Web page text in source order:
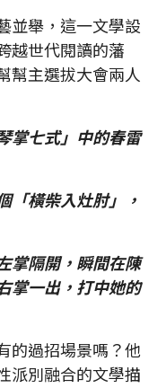
舉，這一文學設
越世代閱讀的藩
幫主選拔大會兩人
七式」中的春雷
橫柴入灶肘」，
隔開，瞬間在陳
掌一出，打中她的
過招場景嗎？他
派別融合的文學描